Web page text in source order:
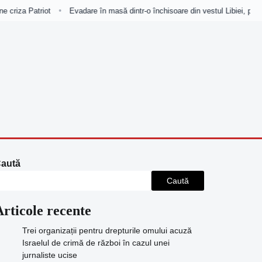
criza Patriot Evadare în masă dintr-o închisoare din vestul Libiei, pe
Caută
recente
Trei organizații pentru drepturile omului acuză
Israelul de crimă de război în cazul unei
jurnaliste ucise